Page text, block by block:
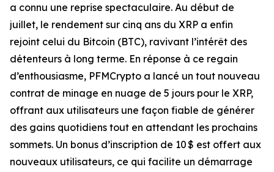
a connu une reprise spectaculaire. Au début de
juillet, le rendement sur cinq ans du XRP a enfin
rejoint celui du Bitcoin (BTC), ravivant l’intérêt des
détenteurs à long terme. En réponse à ce regain
d’enthousiasme, PFMCrypto a lancé un tout nouveau
contrat de minage en nuage de 5 jours pour le XRP,
offrant aux utilisateurs une façon fiable de générer
des gains quotidiens tout en attendant les prochains
sommets. Un bonus d’inscription de 10 $ est offert aux
nouveaux utilisateurs, ce qui facilite un démarrage